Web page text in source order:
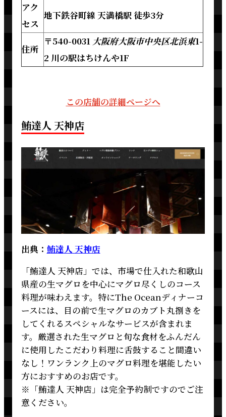
アク
セス
地下鉄谷町線 天満橋駅 徒歩3分
住所
〒540-0031 大阪府大阪市中央区北浜東1-
2 川の駅はちけんや1F
この店舗の詳細ページへ
鮪達人 天神店
出典： 鮪達人 天神店
「鮪達人 天神店」では、市場で仕入れた和歌山
県産の生マグロを中心にマグロ尽くしのコース
料理が味わえます。特にThe Oceanディナーコ
ースには、目の前で生マグロのカブト丸捌きを
してくれるスペシャルなサービスが含まれま
す。厳選された生マグロと旬な食材をふんだん
に使用したこだわり料理に舌鼓すること間違い
なし！ワンランク上のマグロ料理を堪能したい
方におすすめのお店です。
※「鮪達人 天神店」は完全予約制ですのでご注
意ください。